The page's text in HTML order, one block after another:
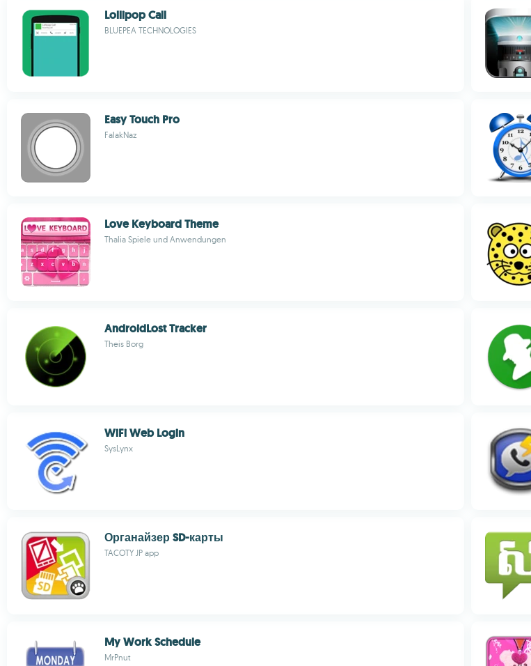
Lollipop Call
BLUEPEA TECHNOLOGIES
Easy Touch Pro
FalakNaz
Love Keyboard Theme
Thalia Spiele und Anwendungen
AndroidLost Tracker
Theis Borg
WiFi Web Login
SysLynx
Органайзер SD-карты
TACOTY JP app
My Work Schedule
MrPnut